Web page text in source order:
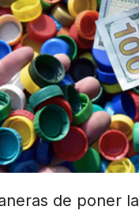
de poner la